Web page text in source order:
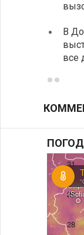
В
все